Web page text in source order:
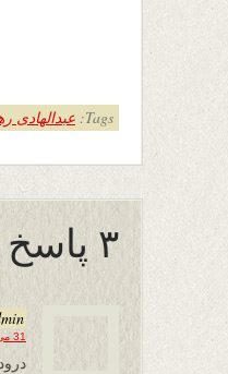
Tags: عبدالهادی
۳ پاسخ به “« تابو شکن »”
31 می 2019 در 12:12